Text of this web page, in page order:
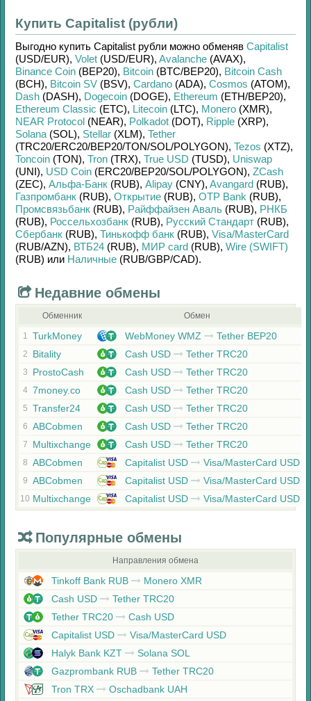
Купить Capitalist (рубли)
Выгодно купить Capitalist рубли можно обменяв Capitalist
(USD/EUR), Volet (USD/EUR), Avalanche (AVAX),
Binance Coin (BEP20), Bitcoin (BTC/BEP20), Bitcoin Cash
(BCH), Bitcoin SV (BSV), Cardano (ADA), Cosmos (ATOM),
Dash (DASH), Dogecoin (DOGE), Ethereum (ETH/BEP20),
Ethereum Classic (ETC), Litecoin (LTC), Monero (XMR),
NEAR Protocol (NEAR), Polkadot (DOT), Ripple (XRP),
Solana (SOL), Stellar (XLM), Tether
(TRC20/ERC20/BEP20/TON/SOL/POLYGON), Tezos (XTZ),
Toncoin (TON), Tron (TRX), True USD (TUSD), Uniswap
(UNI), USD Coin (ERC20/BEP20/SOL/POLYGON), ZCash
(ZEC), Альфа-Банк (RUB), Alipay (CNY), Avangard (RUB),
Газпромбанк (RUB), Открытие (RUB), OTP Bank (RUB),
Промсвязьбанк (RUB), Райффайзен Аваль (RUB), РНКБ
(RUB), Россельхозбанк (RUB), Русский Стандарт (RUB),
Сбербанк (RUB), Тинькофф банк (RUB), Visa/MasterCard
(RUB/AZN), ВТБ24 (RUB), МИР card (RUB), Wire (SWIFT)
(RUB) или Наличные (RUB/GBP/CAD).
Недавние обмены
Обменник Обмен
1 TurkMoney WebMoney WMZ Tether BEP20
2 Bitality Cash USD Tether TRC20
3 ProstoCash Cash USD Tether TRC20
4 7money.co Cash USD Tether TRC20
5 Transfer24 Cash USD Tether TRC20
6 ABCobmen Cash USD Tether TRC20
7 Multixchange Cash USD Tether TRC20
8 ABCobmen Capitalist USD Visa/MasterCard USD
9 ABCobmen Capitalist USD Visa/MasterCard USD
10 Multixchange Capitalist USD Visa/MasterCard USD
Популярные обмены
Направления обмена
Tinkoff Bank RUB
Monero XMR
Cash USD
Tether TRC20
Tether TRC20
Cash USD
Capitalist USD
Visa/MasterCard USD
Halyk Bank KZT
Solana SOL
Gazprombank RUB
Tether TRC20
Tron TRX
Oschadbank UAH